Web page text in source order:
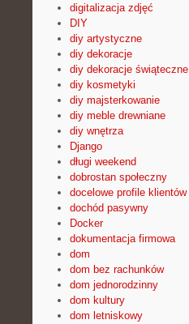
digitalizacja zdjęć
DIY
diy artystyczne
diy dekoracje
diy dekoracje świąteczne
diy kosmetyki
diy majsterkowanie
diy meble drewniane
diy wnętrza
Django
długi weekend
dobrostan społeczny
docelowe profile klientów
dochód pasywny
Docker
dokumentacja firmowa
dom
dom bez rachunków
dom jednorodzinny
dom kultury
dom letniskowy